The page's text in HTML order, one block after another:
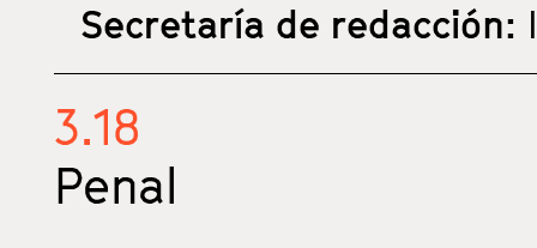
Secretaría de redacción:
3.18
Penal